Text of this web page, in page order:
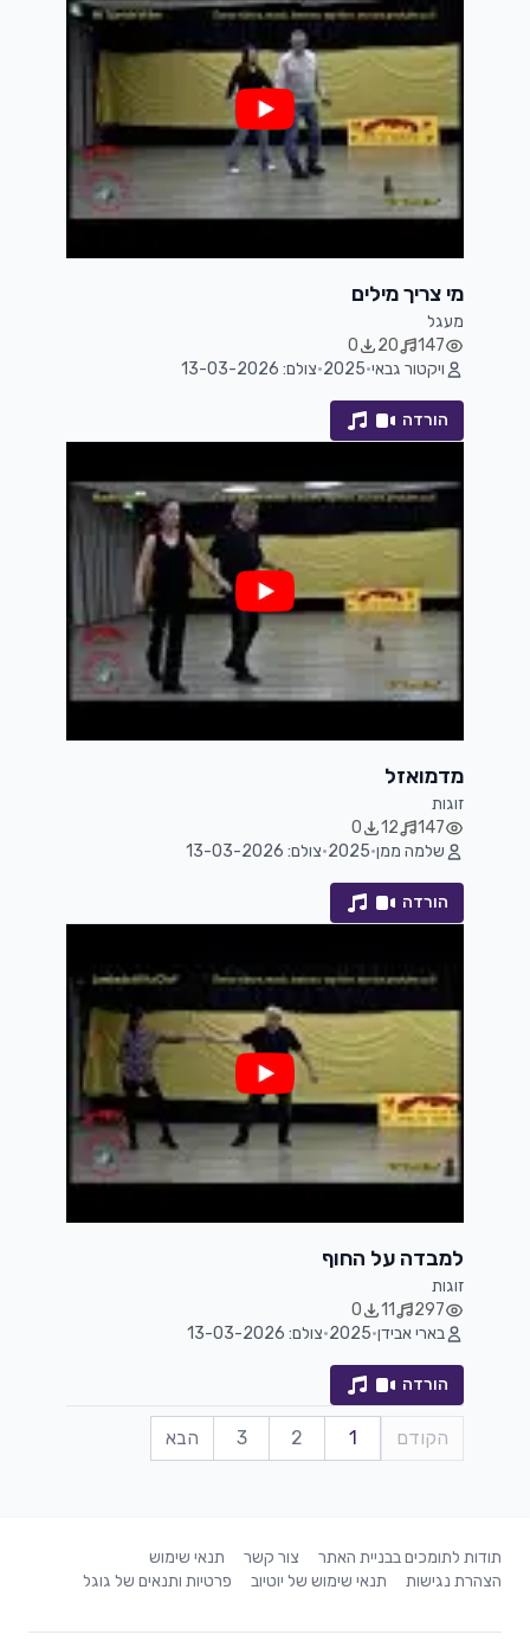
מי צריך מילים
מעגל
147
20
0
ויקטור גבאי•
2025
•צולם: 13-03-2026
הורדה
מדמואזל
זוגות
147
12
0
שלמה ממן•
2025
•צולם: 13-03-2026
הורדה
למבדה על החוף
זוגות
297
11
0
בארי אבידן•
2025
•צולם: 13-03-2026
הורדה
הקודם 1
2
3 הבא
תודות לתומכים בבניית האתר צור קשר
תנאי שימוש
הצהרת נגישות
תנאי שימוש של יוטיוב פרטיות ותנאים של גוגל